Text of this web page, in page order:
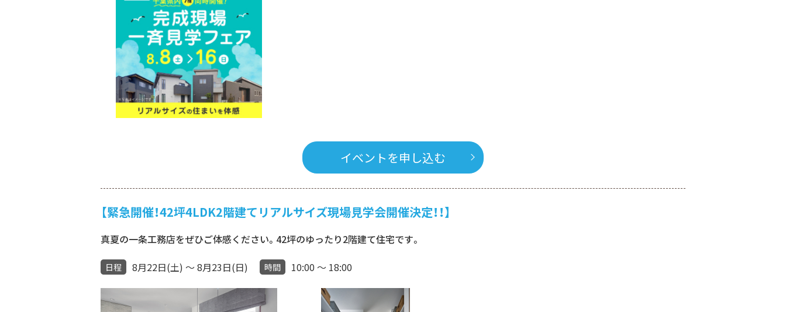
イベントを申し込む
【緊急開催！42坪4LDK2階建てリアルサイズ現場見学会開催決定！！】
真夏の一条工務店をぜひご体感ください。42坪のゆったり2階建て住宅です。
日程 8月22日(土) ～ 8月23日(日) 時間 10:00 ～ 18:00